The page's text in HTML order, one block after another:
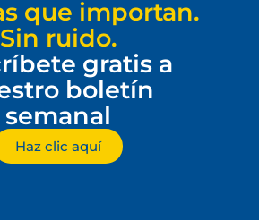
que importan.
Sin ruido.
gratis a
boletín
semanal
Haz clic aquí